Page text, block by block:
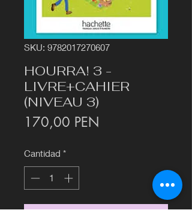
SKU: 9782017270607
HOURRA! 3 -
LIVRE+CAHIER
(NIVEAU 3)
170,00 PEN
Cantidad *